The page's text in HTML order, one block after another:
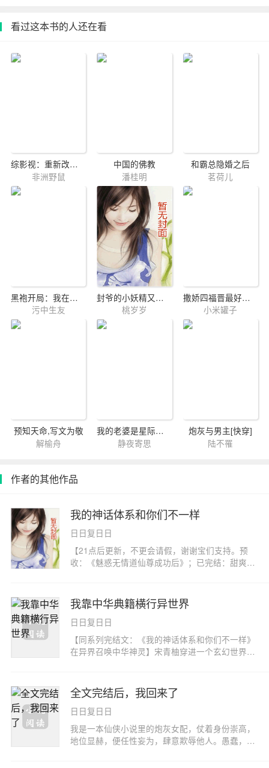
看过这本书的人还在看
综影视：重新改写结局
非洲野鼠
中国的佛教
潘桂明
和霸总隐婚之后
茗荷儿
黑袍开局：我在美漫世界释放厉鬼
污中生友
封爷的小妖精又在缠人了
桃岁岁
撒娇四福晋最好命（清穿）
小米罐子
预知天命,写文为敬
解榆舟
我的老婆是星际大佬
静夜寄思
炮灰与男主[快穿]
陆不罹
作者的其他作品
我的神话体系和你们不一样
日日复日日
【21点后更新，不更会请假，谢谢宝们支持。预
收：《魅惑无情道仙尊成功后》；已完结：甜爽文
神、驱鬼、御妖、控五行之力，是修真界公认的最
有前途职业NO.1。她穿来之时，正一身红妆坐在
花轿中，抱着祖传的神符，准备与东周云氏联姻。
按照原书剧情，她嫁进云家后，就会被以三从四德
变相软禁，她的夫君也从庚帖上的云二公子，变成
了家暴狂魔云三公子，最终被活活磋磨至死。而云
给别人？***宣芝：大圣，我从小就是您的粉丝！神
符咕噜一声，吐出一团祥云，带着她一个跟斗十万
八千里远，闷头扎进了大反派的浴池里。宣芝：拜
请二郎真君，救我狗命！！下一刻，一只狗爪子拍
她脸上，汪汪叫着撕碎了一切魑魅魍魉。宣芝：虽
我靠中华典籍横行异世界
日日复日日
【同系列完结文：《我的神话体系和你们不一样》
在异界召唤中华神灵】宋青柚穿进一个玄幻世界。
天书》拒绝的倒霉蛋。原身被打下天谴罪印,是有罪
之人,不论走到哪里,都会遭到欺辱践踏,是这个世界
的低等民。宋青柚穿来之时,正被一群公子哥当做异
兽口粮,锁在斗兽场中肆意取乐。她怀抱中华典籍,
翻开《山海经》微微一笑,身周空间波动,缓缓现出
一只众人闻所未闻见所未见的异兽暗影。宋青柚勾
全文完结后，我回来了
日日复日日
我是一本仙侠小说里的炮灰女配，仗着身份崇高，
地位显赫，便任性妄为，肆意欺辱他人。愚蠢，恶